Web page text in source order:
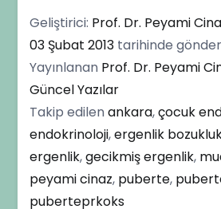
Geliştirici: Prof. Dr. Peyami
03 Şubat 2013 tarihinde
Yayınlanan Prof. Dr. Peyami
Güncel Yazılar
Takip edilenankara,çocuk
endokrinoloji,ergenlik
ergenlik,gecikmiş ergenlik,
peyami cinaz, puberte,
puberteprkoks